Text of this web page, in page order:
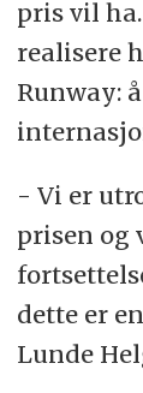
pris vil
realisere
Runway:
- Vi er
prisen og
dette er
Lunde